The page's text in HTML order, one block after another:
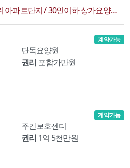
중심 상업 지구 주변 대단위 아파트단지 / 30인이하 상가요양원입니다.
단독요양원
권리 포함가만원
계약가능
주간보호센터
권리 1억 5천만원
계약가능